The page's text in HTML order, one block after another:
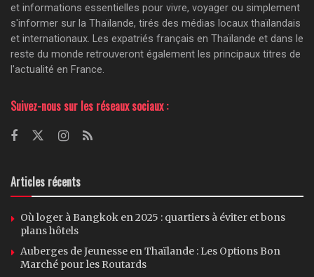
et informations essentielles pour vivre, voyager ou simplement
s'informer sur la Thaïlande, tirés des médias locaux thaïlandais
et internationaux. Les expatriés français en Thaïlande et dans le
reste du monde retrouveront également les principaux titres de
l'actualité en France.
Suivez-nous sur les réseaux sociaux :
Articles récents
Où loger à Bangkok en 2025 : quartiers à éviter et bons
plans hôtels
Auberges de Jeunesse en Thaïlande : Les Options Bon
Marché pour les Routards